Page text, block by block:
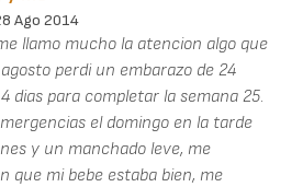
Ago 2014
llamo mucho la atencion algo que
perdi un embarazo de 24
dias para completar la semana 25.
el domingo en la tarde
y un manchado leve, me
que mi bebe estaba bien, me